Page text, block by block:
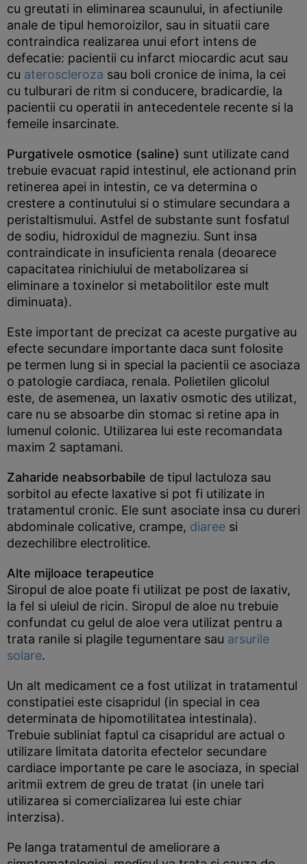
cu greutati in eliminarea scaunului, in afectiunile
anale de tipul hemoroizilor, sau in situatii care
contraindica realizarea unui efort intens de
defecatie: pacientii cu infarct miocardic acut sau
cu ateroscleroza sau boli cronice de inima, la cei
cu tulburari de ritm si conducere, bradicardie, la
pacientii cu operatii in antecedentele recente si la
femeile insarcinate.
Purgativele osmotice (saline) sunt utilizate cand
trebuie evacuat rapid intestinul, ele actionand prin
retinerea apei in intestin, ce va determina o
crestere a continutului si o stimulare secundara a
peristaltismului. Astfel de substante sunt fosfatul
de sodiu, hidroxidul de magneziu. Sunt insa
contraindicate in insuficienta renala (deoarece
capacitatea rinichiului de metabolizarea si
eliminare a toxinelor si metabolitilor este mult
diminuata).
Este important de precizat ca aceste purgative au
efecte secundare importante daca sunt folosite
pe termen lung si in special la pacientii ce asociaza
o patologie cardiaca, renala. Polietilen glicolul
este, de asemenea, un laxativ osmotic des utilizat,
care nu se absoarbe din stomac si retine apa in
lumenul colonic. Utilizarea lui este recomandata
maxim 2 saptamani.
Zaharide neabsorbabile de tipul lactuloza sau
sorbitol au efecte laxative si pot fi utilizate in
tratamentul cronic. Ele sunt asociate insa cu dureri
abdominale colicative, crampe, diaree si
dezechilibre electrolitice.
Alte mijloace terapeutice
Siropul de aloe poate fi utilizat pe post de laxativ,
la fel si uleiul de ricin. Siropul de aloe nu trebuie
confundat cu gelul de aloe vera utilizat pentru a
trata ranile si plagile tegumentare sau arsurile
solare.
Un alt medicament ce a fost utilizat in tratamentul
constipatiei este cisapridul (in special in cea
determinata de hipomotilitatea intestinala).
Trebuie subliniat faptul ca cisapridul are actual o
utilizare limitata datorita efectelor secundare
cardiace importante pe care le asociaza, in special
aritmii extrem de greu de tratat (in unele tari
utilizarea si comercializarea lui este chiar
interzisa).
Pe langa tratamentul de ameliorare a